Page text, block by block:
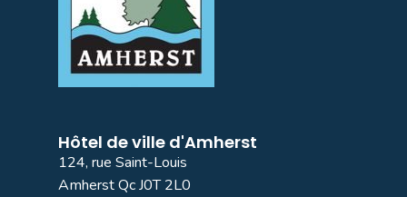
Hôtel de ville d'Amherst
124, rue Saint-Louis
Amherst Qc J0T 2L0